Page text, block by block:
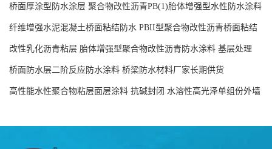
桥面厚涂型防水涂层 聚合物改性沥青PB(1)胎体增强型水性防水涂料
现货工厂
纤维增强水泥混凝土桥面粘结防水 PBII型聚合物改性沥青桥面粘结
防水涂料源头工厂
改性乳化沥青粘层 胎体增强型聚合物改性沥青防水涂料 基层处理
剂-双层双组份环氧树脂解说
桥面防水层二阶反应防水涂料 桥梁防水材料厂家长期供货
高性能水性聚合物粘层面层涂料 抗碱封闭 水溶性高光泽单组份外墙